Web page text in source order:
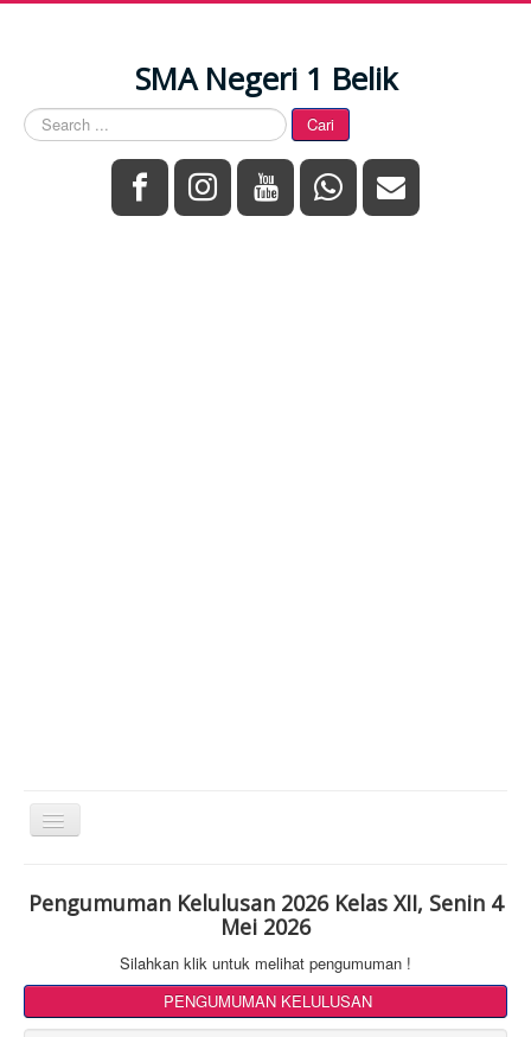
SMA Negeri 1 Belik
Search
...
Cari
Toggle
Navigation
Pengumuman Kelulusan 2026 Kelas XII, Senin 4
Mei 2026
Silahkan klik untuk melihat pengumuman !
PENGUMUMAN KELULUSAN